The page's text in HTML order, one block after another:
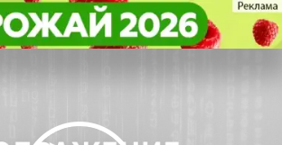
состав «Лагуны-
выиграл первенство России
состав «Лагуны-
выиграл первенство России
новости
и курсы
в Пензе